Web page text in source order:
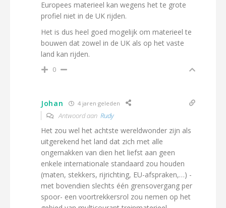
Europees materieel kan wegens het te grote
profiel niet in de UK rijden.
Het is dus heel goed mogelijk om materieel te
bouwen dat zowel in de UK als op het vaste
land kan rijden.
0
Johan 4 jaren geleden
Antwoord aan Rudy
Het zou wel het achtste wereldwonder zijn als
uitgerekend het land dat zich met alle
ongemakken van dien het liefst aan geen
enkele internationale standaard zou houden
(maten, stekkers, rijrichting, EU-afspraken,…) -
met bovendien slechts één grensovergang per
spoor- een voortrekkersrol zou nemen op het